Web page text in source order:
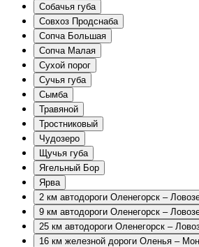
Собачья губа
Совхоз Продснаба
Сопча Большая
Сопча Малая
Сухой порог
Сучья губа
Сымба
Травяной
Тростниковый
Чудозеро
Щучья губа
Ягельный Бор
Ярва
2 км автодороги Оленегорск –
9 км автодороги Оленегорск –
25 км автодороги Оленегорск –
16 км железной дороги Оленья –